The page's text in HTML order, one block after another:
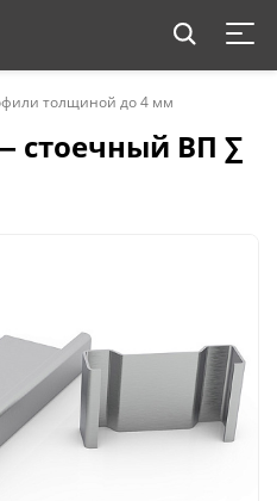
толщиной до 4 мм
стоечный ВП ∑